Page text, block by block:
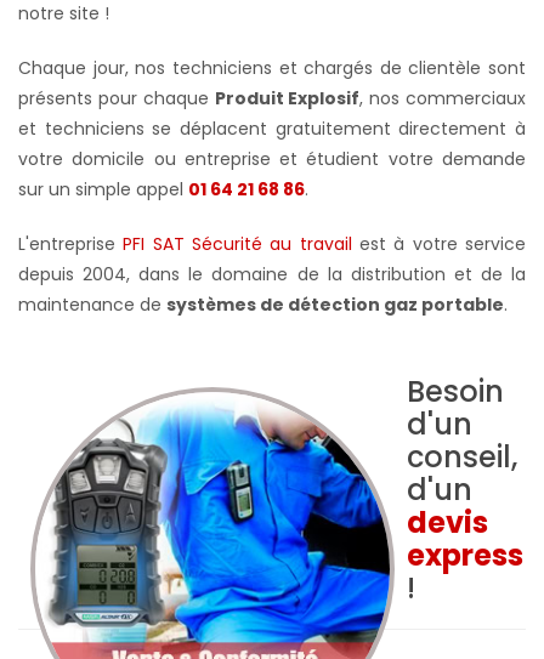
notre site !
Chaque jour, nos techniciens et chargés de clientèle sont
présents pour chaque Produit Explosif, nos commerciaux
et techniciens se déplacent gratuitement directement à
votre domicile ou entreprise et étudient votre demande
sur un simple appel 01 64 21 68 86.
L'entreprisePFI SAT Sécurité au travail est à votre service
depuis 2004, dans le domaine de la distribution et de la
maintenance de systèmes de détection gaz portable.
Besoin
d'un
conseil,
d'un
devis
express
!